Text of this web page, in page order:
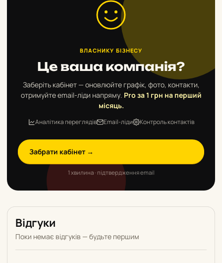
ВЛАСНИКУ БІЗНЕСУ
Це ваша компанія?
Заберіть кабінет — оновлюйте графік, фото, контакти,
отримуйте email-ліди напряму. Pro за 1 грн на перший
місяць.
Аналітика переглядів Email-ліди Контроль контактів
Забрати кабінет →
1 хвилина · підтвердження email
Відгуки
Поки немає відгуків — будьте першим